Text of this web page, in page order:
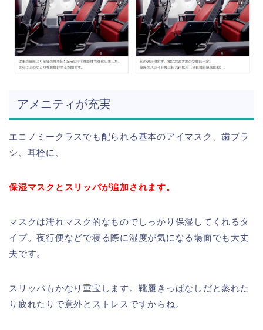
アメニティが充実
エコノミークラスでも配られる基本のアイマスク、歯ブラ
シ、耳栓に、
保湿マスクとスリッパが追加されます。
マスクは濡れマスク的なものでしっかり保湿してくれるタ
イプ。夜行便などで寝る際に湿度が気になる場面でも大丈
夫です。
スリッパもかなり重宝します。靴履きっぱなしだと蒸れた
り疲れたりで意外とストレスですからね。